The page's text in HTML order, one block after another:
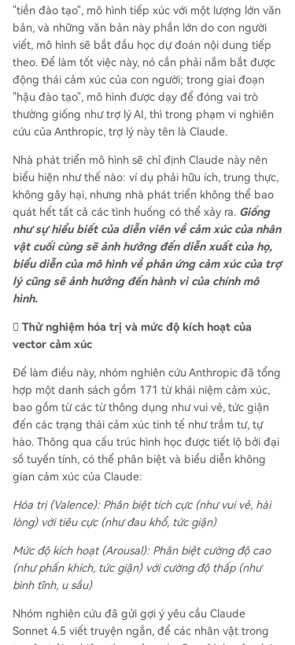
"tiền đào tạo", mô hình tiếp xúc với một lượng lớn văn
bản, và những văn bản này phần lớn do con người
viết, mô hình sẽ bắt đầu học dự đoán nội dung tiếp
theo. Để làm tốt việc này, nó cần phải nắm bắt được
động thái cảm xúc của con người; trong giai đoạn
"hậu đào tạo", mô hình được dạy để đóng vai trò
thường giống như trợ lý AI, thì trong phạm vi nghiên
cứu của Anthropic, trợ lý này tên là Claude.
Nhà phát triển mô hình sẽ chỉ định Claude này nên
biểu hiện như thế nào: ví dụ phải hữu ích, trung thực,
không gây hại, nhưng nhà phát triển không thể bao
quát hết tất cả các tình huống có thể xảy ra. Giống
như sự hiểu biết của diễn viên về cảm xúc của nhân
vật cuối cùng sẽ ảnh hưởng đến diễn xuất của họ,
biểu diễn của mô hình về phản ứng cảm xúc của trợ
lý cũng sẽ ảnh hưởng đến hành vi của chính mô
hình.
🫆 Thử nghiệm hóa trị và mức độ kích hoạt của
vector cảm xúc
Để làm điều này, nhóm nghiên cứu Anthropic đã tổng
hợp một danh sách gồm 171 từ khái niệm cảm xúc,
bao gồm từ các từ thông dụng như vui vẻ, tức giận
đến các trạng thái cảm xúc tinh tế như trầm tư, tự
hào. Thông qua cấu trúc hình học được tiết lộ bởi đại
số tuyến tính, có thể phân biệt và biểu diễn không
gian cảm xúc của Claude:
Hóa trị (Valence): Phân biệt tích cực (như vui vẻ, hài
lòng) với tiêu cực (như đau khổ, tức giận)
Mức độ kích hoạt (Arousal): Phân biệt cường độ cao
(như phấn khích, tức giận) với cường độ thấp (như
bình tĩnh, u sầu)
Nhóm nghiên cứu đã gửi gợi ý yêu cầu Claude
Sonnet 4.5 viết truyện ngắn, để các nhân vật trong